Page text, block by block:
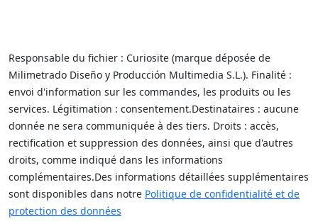
Responsable du fichier : Curiosite (marque déposée de
Milimetrado Diseño y Producción Multimedia S.L.). Finalité :
envoi d'information sur les commandes, les produits ou les
services. Légitimation : consentement.Destinataires : aucune
donnée ne sera communiquée à des tiers. Droits : accès,
rectification et suppression des données, ainsi que d'autres
droits, comme indiqué dans les informations
complémentaires.Des informations détaillées supplémentaires
sont disponibles dans notre Politique de confidentialité et de
protection des données